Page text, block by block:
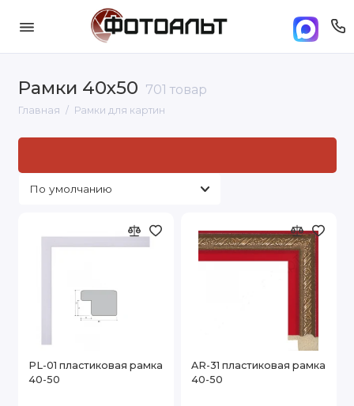
Рамки 40х50 701 товар
Главная Рамки для картин
PL-01 пластиковая рамка
40-50
AR-31 пластиковая рамка
40-50